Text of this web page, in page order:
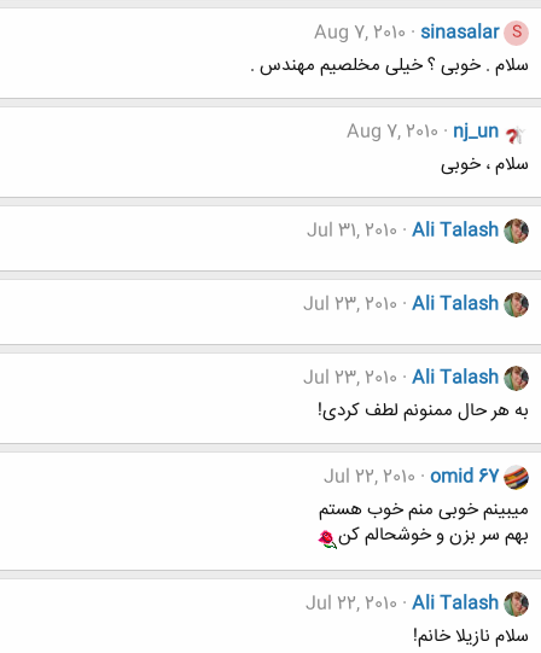
S
sinasalar
Aug 7, 2010
سلام . خوبی ؟ خیلی مخلصیم مهندس .
nj_un
Aug 7, 2010
سلام ، خوبی
Ali Talash
Jul 31, 2010
Ali Talash
Jul 23, 2010
Ali Talash
Jul 23, 2010
به هر حال ممنونم لطف کردی!
omid 67
Jul 22, 2010
میبینم خوبی منم خوب هستم
بهم سر بزن و خوشحالم کن
Ali Talash
Jul 22, 2010
سلام نازیلا خانم!